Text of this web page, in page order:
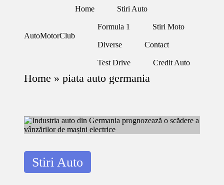
AutoMotorClub
si
pasionatii
Home Stiri Auto
Formula 1 Stiri Moto
Diverse Contact
Test Drive Credit Auto
Home » piata auto germania
Posted
in
Stiri Auto